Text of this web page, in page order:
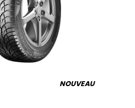
NOUVEAU